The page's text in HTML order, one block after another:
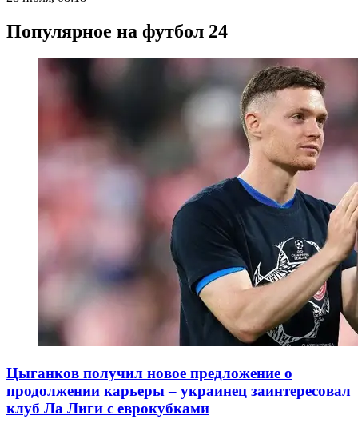
Популярное на футбол 24
Цыганков получил новое предложение о
продолжении карьеры – украинец заинтересовал
клуб Ла Лиги с еврокубками